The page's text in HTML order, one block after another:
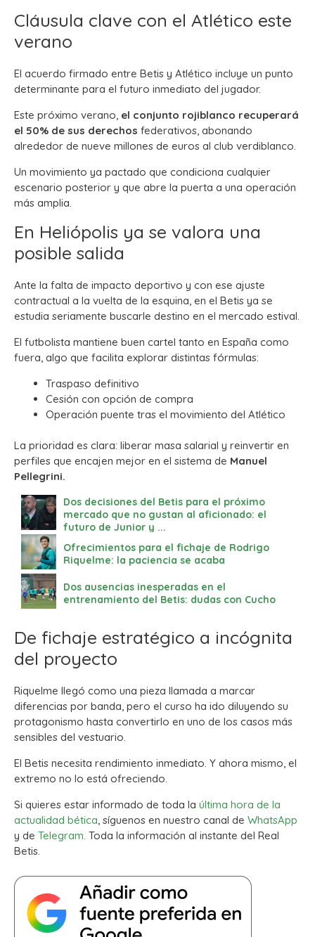
Cláusula clave con el Atlético este
verano
El acuerdo firmado entre Betis y Atlético incluye un punto
determinante para el futuro inmediato del jugador.
Este próximo verano, el conjunto rojiblanco recuperará
el 50% de sus derechos federativos, abonando
alrededor de nueve millones de euros al club verdiblanco.
Un movimiento ya pactado que condiciona cualquier
escenario posterior y que abre la puerta a una operación
más amplia.
En Heliópolis ya se valora una
posible salida
Ante la falta de impacto deportivo y con ese ajuste
contractual a la vuelta de la esquina, en el Betis ya se
estudia seriamente buscarle destino en el mercado estival.
El futbolista mantiene buen cartel tanto en España como
fuera, algo que facilita explorar distintas fórmulas:
Traspaso definitivo
Cesión con opción de compra
Operación puente tras el movimiento del Atlético
La prioridad es clara: liberar masa salarial y reinvertir en
perfiles que encajen mejor en el sistema de Manuel
Pellegrini.
Dos decisiones del Betis para el próximo
mercado que no gustan al aficionado: el
futuro de Junior y ...
Ofrecimientos para el fichaje de Rodrigo
Riquelme: la paciencia se acaba
Dos ausencias inesperadas en el
entrenamiento del Betis: dudas con Cucho
De fichaje estratégico a incógnita
del proyecto
Riquelme llegó como una pieza llamada a marcar
diferencias por banda, pero el curso ha ido diluyendo su
protagonismo hasta convertirlo en uno de los casos más
sensibles del vestuario.
El Betis necesita rendimiento inmediato. Y ahora mismo, el
extremo no lo está ofreciendo.
Si quieres estar informado de toda la última hora de la
actualidad bética, síguenos en nuestro canal de WhatsApp
y de Telegram. Toda la información al instante del Real
Betis.